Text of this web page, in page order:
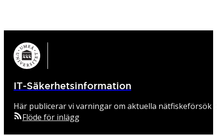
IT-Säkerhetsinformation
Här publicerar vi varningar om aktuella
Flöde för inlägg